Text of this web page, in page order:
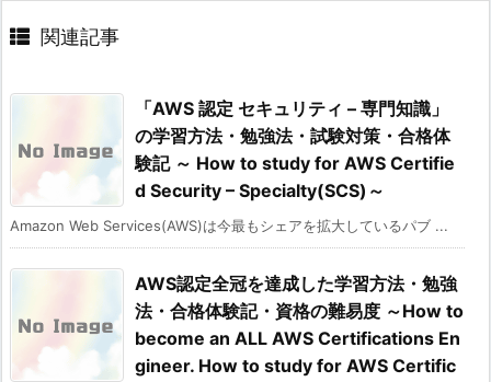
関連記事
「AWS 認定 セキュリティ – 専門知識」
の学習方法・勉強法・試験対策・合格体
験記 ～ How to study for AWS Certifie
d Security – Specialty(SCS)～
Amazon Web Services(AWS)は今最もシェアを拡大しているパブ ...
AWS認定全冠を達成した学習方法・勉強
法・合格体験記・資格の難易度 ～How to
become an ALL AWS Certifications En
gineer. How to study for AWS Certific